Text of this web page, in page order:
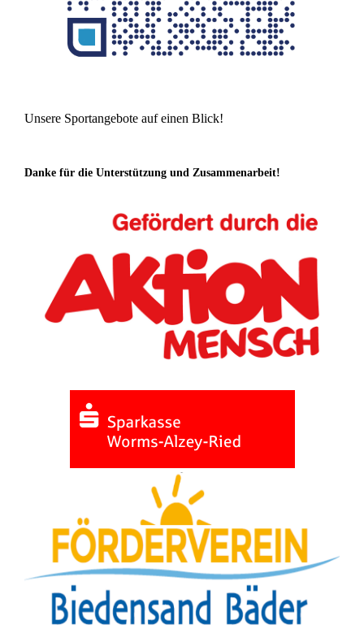
Unsere Sportangebote auf einen Blick!
Danke für die Unterstützung und Zusammenarbeit!